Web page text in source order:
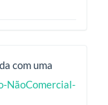
com uma
NãoComercial-